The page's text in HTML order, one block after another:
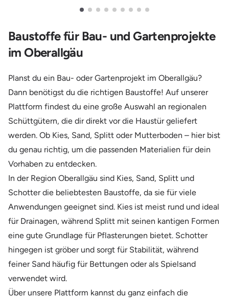
Baustoffe für Bau- und Gartenprojekte
im Oberallgäu
Planst du ein Bau- oder Gartenprojekt im Oberallgäu?
Dann benötigst du die richtigen Baustoffe! Auf unserer
Plattform findest du eine große Auswahl an regionalen
Schüttgütern, die dir direkt vor die Haustür geliefert
werden. Ob Kies, Sand, Splitt oder Mutterboden – hier bist
du genau richtig, um die passenden Materialien für dein
Vorhaben zu entdecken.
In der Region Oberallgäu sind Kies, Sand, Splitt und
Schotter die beliebtesten Baustoffe, da sie für viele
Anwendungen geeignet sind. Kies ist meist rund und ideal
für Drainagen, während Splitt mit seinen kantigen Formen
eine gute Grundlage für Pflasterungen bietet. Schotter
hingegen ist gröber und sorgt für Stabilität, während
feiner Sand häufig für Bettungen oder als Spielsand
verwendet wird.
Über unsere Plattform kannst du ganz einfach die